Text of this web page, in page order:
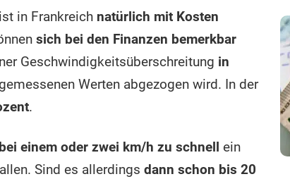
in Frankreich natürlich mit Kosten
sich bei den Finanzen bemerkbar
Geschwindigkeitsüberschreitung in
Werten abgezogen wird. In der
.
bei einem oder zwei km/h zu schnell ein
Sind es allerdings dann schon bis 20